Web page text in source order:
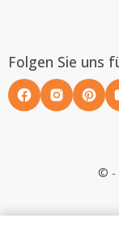
Folgen Sie uns
© -